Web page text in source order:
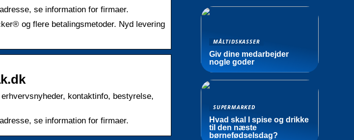
se information for firmaer.
og flere betalingsmetoder. Nyd levering
kontaktinfo, bestyrelse,
se information for firmaer.
MÅLTIDSKASSER
Giv dine medarbejder
nogle goder
SUPERMARKED
Hvad skal I spise og drikke
til den næste
børnefødselsdag?